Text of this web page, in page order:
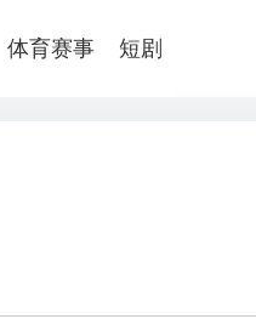
体育赛事 短剧